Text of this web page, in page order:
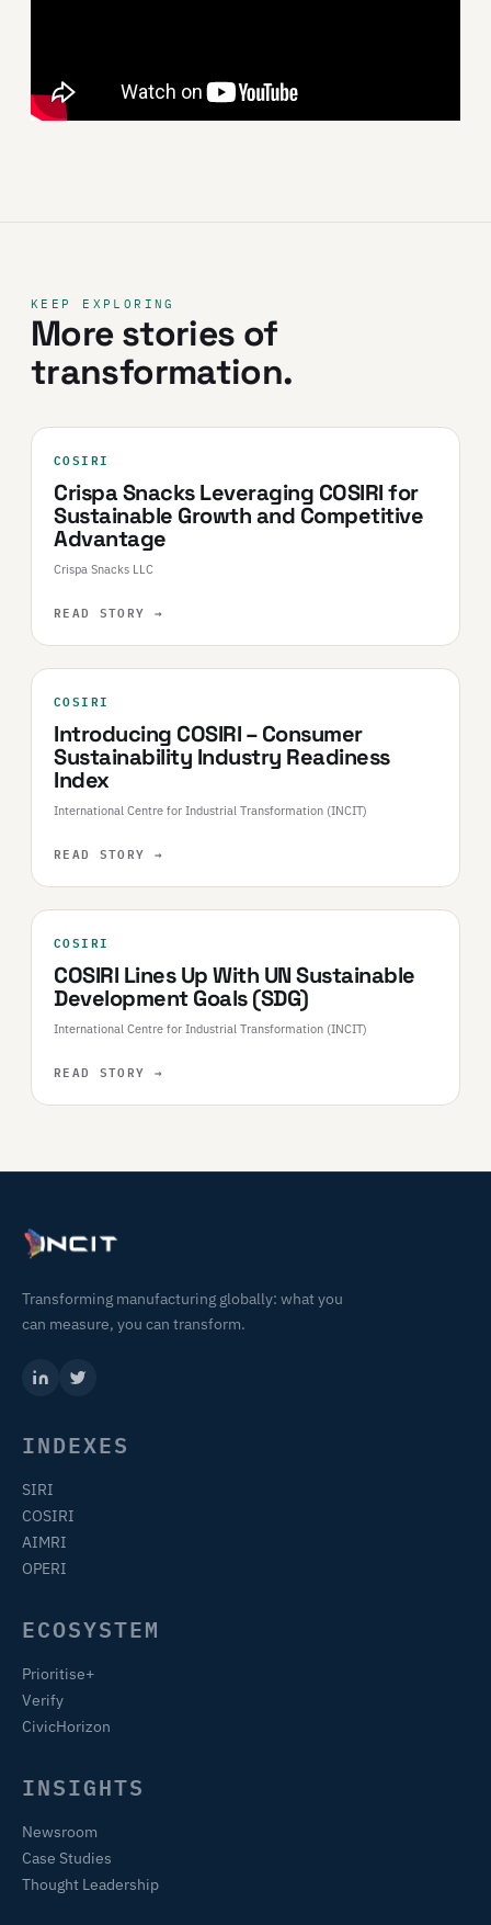
KEEP EXPLORING
More stories of
transformation.
COSIRI
Crispa Snacks Leveraging COSIRI for
Sustainable Growth and Competitive
Advantage
Crispa Snacks LLC
READ STORY →
COSIRI
Introducing COSIRI – Consumer
Sustainability Industry Readiness
Index
International Centre for Industrial Transformation (INCIT)
READ STORY →
COSIRI
COSIRI Lines Up With UN Sustainable
Development Goals (SDG)
International Centre for Industrial Transformation (INCIT)
READ STORY →
Transforming manufacturing globally: what you
can measure, you can transform.
INDEXES
SIRI
COSIRI
AIMRI
OPERI
ECOSYSTEM
Prioritise+
Verify
CivicHorizon
INSIGHTS
Newsroom
Case Studies
Thought Leadership